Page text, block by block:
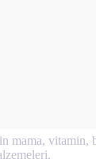
mama, vitamin,